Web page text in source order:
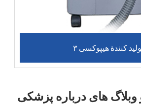
وبلاگ های درباره پزشکی